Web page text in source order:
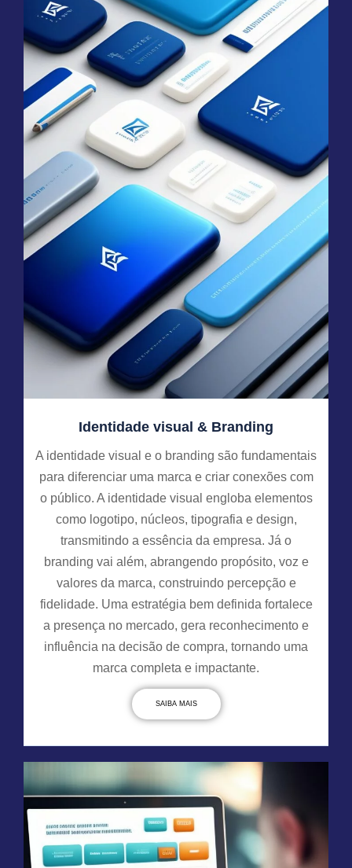
Identidade visual & Branding
A identidade visual e o branding são fundamentais
para diferenciar uma marca e criar conexões com
o público. A identidade visual engloba elementos
como logotipo, núcleos, tipografia e design,
transmitindo a essência da empresa. Já o
branding vai além, abrangendo propósito, voz e
valores da marca, construindo percepção e
fidelidade. Uma estratégia bem definida fortalece
a presença no mercado, gera reconhecimento e
influência na decisão de compra, tornando uma
marca completa e impactante.
SAIBA MAIS